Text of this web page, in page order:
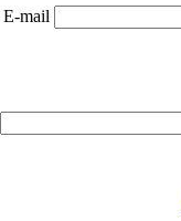
E-mail